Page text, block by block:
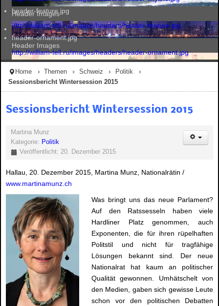
Header Images
Header Images
header-feature.jpg
http://william-tell.ru/images/headers/header-feature.jpg
header-ornament.jpg
http://william-tell.ru/images/headers/header-ornament.jpg
Home Themen Schweiz
Politik
Sessionsbericht Wintersession 2015
Sessionsbericht Wintersession 2015
Martina Munz
Kategorie: Politik
Veröffentlicht: 20. Dezember 2015
Hallau, 20. Dezember 2015, Martina Munz, Nationalrätin /
www.martinamunz.ch
Was bringt uns das neue Parlament?
Auf den Ratssesseln haben viele
Hardliner Platz genommen, auch
Exponenten, die für ihren rüpelhaften
Politstil und nicht für tragfähige
Lösungen bekannt sind. Der neue
Nationalrat hat kaum an politischer
Qualität gewonnen. Umhätschelt von
den Medien, gaben sich gewisse Leute
schon vor den politischen Debatten